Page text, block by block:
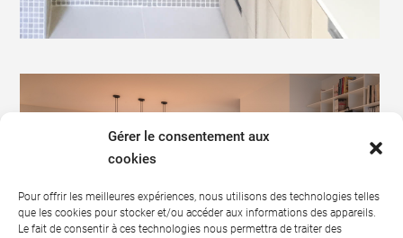
Gérer le consentement aux
cookies
Pour offrir les meilleures expériences, nous utilisons des technologies telles
que les cookies pour stocker et/ou accéder aux informations des appareils.
Le fait de consentir à ces technologies nous permettra de traiter des